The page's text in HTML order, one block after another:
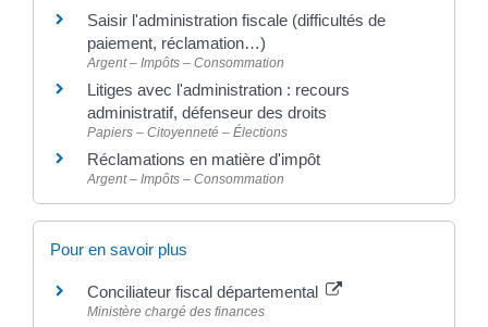
Saisir l'administration fiscale (difficultés de
paiement, réclamation…)
Argent – Impôts – Consommation
Litiges avec l'administration : recours
administratif, défenseur des droits
Papiers – Citoyenneté – Élections
Réclamations en matière d'impôt
Argent – Impôts – Consommation
Pour en savoir plus
Conciliateur fiscal départemental
Ministère chargé des finances